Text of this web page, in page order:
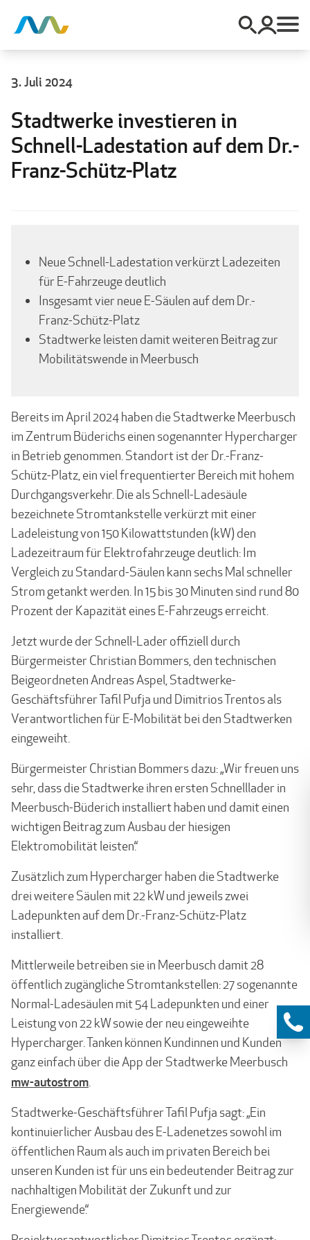
3. Juli 2024
Stadtwerke investieren in
Schnell-Ladestation auf dem Dr.-
Franz-Schütz-Platz
Neue Schnell-Ladestation verkürzt Ladezeiten
für E-Fahrzeuge deutlich
Insgesamt vier neue E-Säulen auf dem Dr.-
Franz-Schütz-Platz
Stadtwerke leisten damit weiteren Beitrag zur
Mobilitätswende in Meerbusch
Bereits im April 2024 haben die Stadtwerke Meerbusch
im Zentrum Büderichs einen sogenannter Hypercharger
in Betrieb genommen. Standort ist der Dr.-Franz-
Schütz-Platz, ein viel frequentierter Bereich mit hohem
Durchgangsverkehr. Die als Schnell-Ladesäule
bezeichnete Stromtank­stelle verkürzt mit einer
Ladeleistung von 150 Kilowattstunden (kW) den
Ladezeitraum für Elektrofahrzeuge deutlich: Im
Vergleich zu Standard-Säulen kann sechs Mal schneller
Strom getankt werden. In 15 bis 30 Minuten sind rund 80
Prozent der Kapazität eines E-Fahrzeugs erreicht.
Jetzt wurde der Schnell-Lader offiziell durch
Bürgermeister Christian Bom­mers, den technischen
Beigeordneten Andreas Aspel, Stadtwerke-
Geschäftsführer Tafil Pufja und Dimitrios Trentos als
Verantwortlichen für E-Mobilität bei den Stadtwerken
eingeweiht.
Bürgermeister Christian Bommers dazu: „Wir freuen uns
sehr, dass die Stadtwerke ihren ersten Schnelllader in
Meerbusch-Büderich installiert haben und damit einen
wichtigen Beitrag zum Ausbau der hiesigen
Elektromobilität leisten.“
Zusätzlich zum Hypercharger haben die Stadtwerke
drei weitere Säulen mit 22 kW und jeweils zwei
Ladepunkten auf dem Dr.-Franz-Schütz-Platz
installiert.
Mittlerweile betreiben sie in Meerbusch damit 28
öffentlich zugängliche Stromtankstellen: 27 sogenannte
Normal-Ladesäulen mit 54 Ladepunkten und einer
Leistung von 22 kW sowie der neu eingeweihte
Hypercharger. Tanken können Kundinnen und Kunden
ganz einfach über die App der Stadtwerke Meerbusch
mw-autostrom.
Stadtwerke-Geschäftsführer Tafil Pufja sagt: „Ein
kontinuierlicher Ausbau des E-Ladenetzes sowohl im
öffentlichen Raum als auch im privaten Bereich bei
unseren Kunden ist für uns ein bedeutender Beitrag zur
nach­haltigen Mobilität der Zukunft und zur
Energiewende.“